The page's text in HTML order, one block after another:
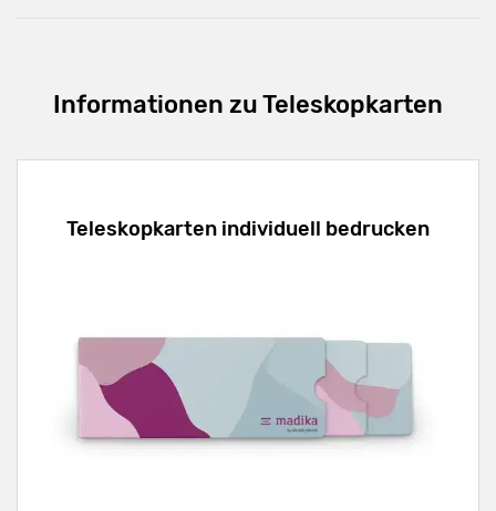
Informationen zu Teleskopkarten
Teleskopkarten individuell bedrucken